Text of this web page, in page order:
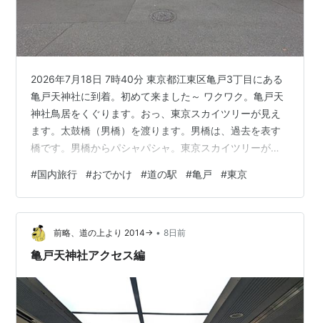
2026年7月18日 7時40分 東京都江東区亀戸3丁目にある
亀戸天神社に到着。初めて来ました～ ワクワク。亀戸天
神社鳥居をくぐります。おっ、東京スカイツリーが見え
ます。太鼓橋（男橋）を渡ります。男橋は、過去を表す
橋です。男橋からパシャパシャ。東京スカイツリーが先
橋へ てくてく。平橋は、現在を表す橋です。てくてく平
橋の次が、太鼓橋（女橋）です。女橋は、未来を表す橋
です。この3つの橋を渡ることで、心身ともに身を清めら
れるといわれています。あっ、同じだ～亀戸天神社は、
1662年（寛文2年）菅家の後裔、菅原大鳥居信祐公が九
#国内旅行 #おでかけ #道の駅 #亀戸 #東京
前略、道の上より 2014→ • 8日前
亀戸天神社アクセス編